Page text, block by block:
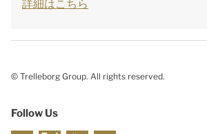
詳細はこちら
© Trelleborg Group. All rights reserved.
Follow Us